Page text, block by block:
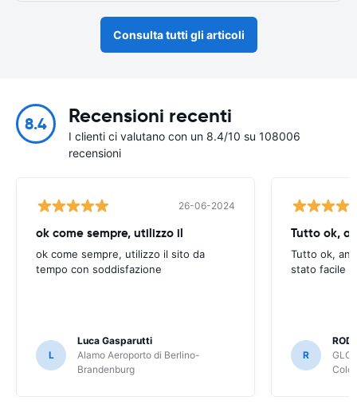
Consulta tutti gli articoli
8.4 Recensioni recenti
I clienti ci valutano con un 8.4/10 su 108006
recensioni
26-06-2024
ok come sempre, utilizzo il
ok come sempre, utilizzo il sito da
tempo con soddisfazione
L
Luca Gasparutti
Alamo Aeroporto di Berlino-
Brandenburg
Tutto ok,
Tutto ok,
stato facile
R